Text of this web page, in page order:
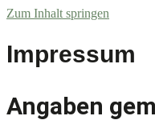
Zum Inhalt springen
Impressum
Angaben